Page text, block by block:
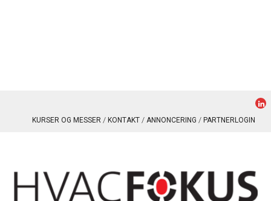
KURSER OG MESSER KONTAKT ANNONCERING PARTNERLOGIN